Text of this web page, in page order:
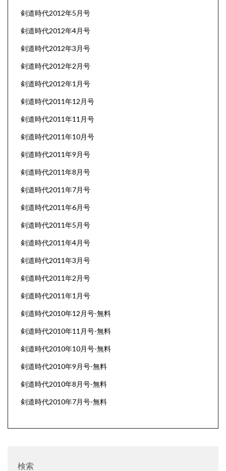
剣道時代2012年5月号
剣道時代2012年4月号
剣道時代2012年3月号
剣道時代2012年2月号
剣道時代2012年1月号
剣道時代2011年12月号
剣道時代2011年11月号
剣道時代2011年10月号
剣道時代2011年9月号
剣道時代2011年8月号
剣道時代2011年7月号
剣道時代2011年6月号
剣道時代2011年5月号
剣道時代2011年4月号
剣道時代2011年3月号
剣道時代2011年2月号
剣道時代2011年1月号
剣道時代2010年12月号-無料
剣道時代2010年11月号-無料
剣道時代2010年10月号-無料
剣道時代2010年9月号-無料
剣道時代2010年8月号-無料
剣道時代2010年7月号-無料
検索